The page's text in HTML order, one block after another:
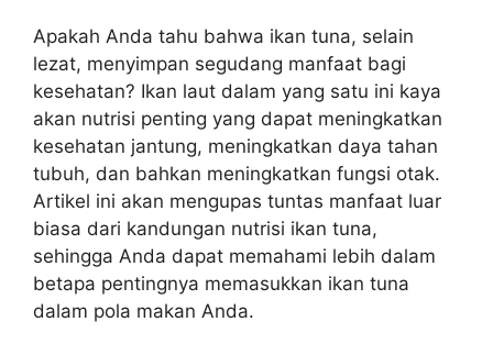
Apakah Anda tahu bahwa ikan tuna, selain
lezat, menyimpan segudang manfaat bagi
kesehatan? Ikan laut dalam yang satu ini kaya
akan nutrisi penting yang dapat meningkatkan
kesehatan jantung, meningkatkan daya tahan
tubuh, dan bahkan meningkatkan fungsi otak.
Artikel ini akan mengupas tuntas manfaat luar
biasa dari kandungan nutrisi ikan tuna,
sehingga Anda dapat memahami lebih dalam
betapa pentingnya memasukkan ikan tuna
dalam pola makan Anda.